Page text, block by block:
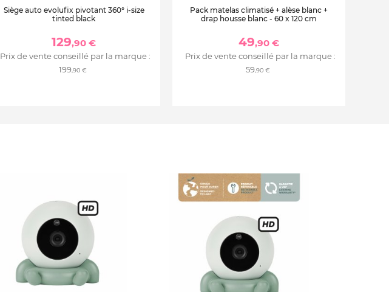
Siège auto evolufix pivotant 360° i-size
tinted black
129,90 €
Prix de vente conseillé par la marque :
199,90 €
Pack matelas climatisé + alèse blanc +
drap housse blanc - 60 x 120 cm
49,90 €
Prix de vente conseillé par la marque :
59,90 €